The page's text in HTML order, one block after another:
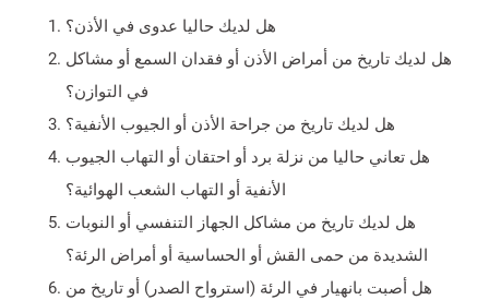
هل لديك حاليا عدوى في الأذن؟
هل لديك تاريخ من أمراض الأذن أو فقدان السمع أو مشاكل
في التوازن؟
هل لديك تاريخ من جراحة الأذن أو الجيوب الأنفية؟
هل تعاني حاليا من نزلة برد أو احتقان أو التهاب الجيوب
الأنفية أو التهاب الشعب الهوائية؟
هل لديك تاريخ من مشاكل الجهاز التنفسي أو النوبات
الشديدة من حمى القش أو الحساسية أو أمراض الرئة؟
هل أصبت بانهيار في الرئة (استرواح الصدر) أو تاريخ من